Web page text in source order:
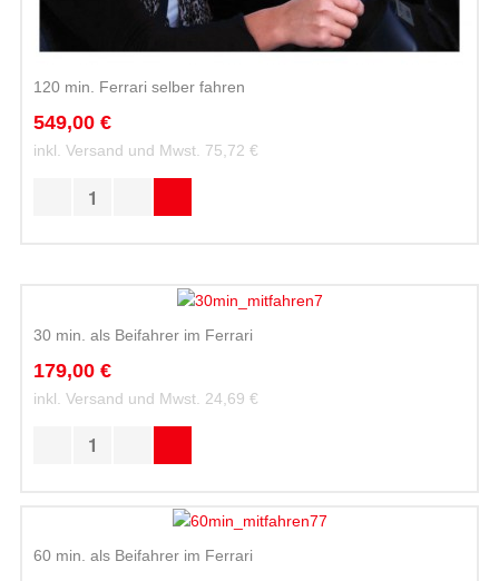
120 min. Ferrari selber fahren
549,00 €
inkl. Versand und Mwst. 75,72 €
30 min. als Beifahrer im Ferrari
179,00 €
inkl. Versand und Mwst. 24,69 €
60 min. als Beifahrer im Ferrari